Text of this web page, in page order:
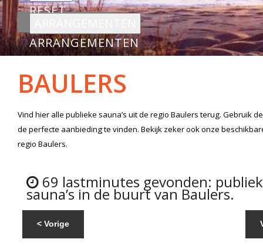
RESET
ARRANGEMENTEN
BAULERS
Vind hier alle publieke sauna’s uit de regio Baulersterug. Gebruik
de perfecte aanbieding te vinden. Bekijk zeker ook onze
regio Baulers.
69 lastminutes gevonden:
sauna’s in de buurt van Baulers.
< Vorige